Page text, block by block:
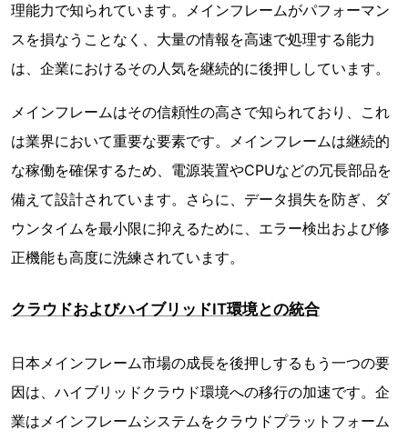
理能力で知られています。メインフレームがパフォーマン
スを損なうことなく、大量の情報を高速で処理する能力
は、企業におけるその人気を継続的に後押ししています。
メインフレームはその信頼性の高さで知られており、これ
は業界において重要な要素です。メインフレームは継続的
な稼働を確保するため、電源装置やCPUなどの冗長部品を
備えて設計されています。さらに、データ損失を防ぎ、ダ
ウンタイムを最小限に抑えるために、エラー検出および修
正機能も高度に洗練されています。
クラウドおよびハイブリッドIT環境との統合
日本メインフレーム市場の成長を後押しするもう一つの要
因は、ハイブリッドクラウド環境への移行の加速です。企
業はメインフレームシステムをクラウドプラットフォーム